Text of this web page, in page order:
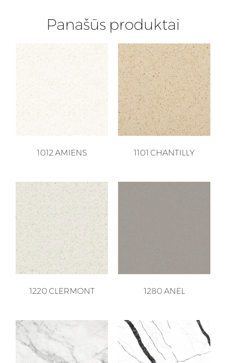
Panašūs produktai
1012 AMIENS 1101 CHANTILLY
1220 CLERMONT 1280 ANEL